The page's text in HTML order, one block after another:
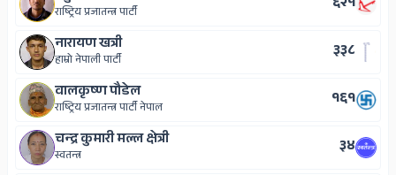
राष्ट्रिय प्रजातन्त्र पार्टी
नारायण खत्री
हाम्रो नेपाली पार्टी
३३८
वालकृष्ण पौडेल
राष्ट्रिय प्रजातन्त्र पार्टी नेपाल
१६१
चन्द्र कुमारी मल्ल क्षेत्री
स्वतन्त्र
३४